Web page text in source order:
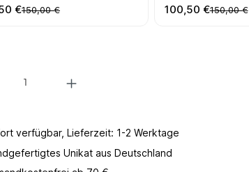
€150,00 € 100,50 €150,00 €
verfügbar, Lieferzeit: 1-2 Werktage
Unikat aus Deutschland